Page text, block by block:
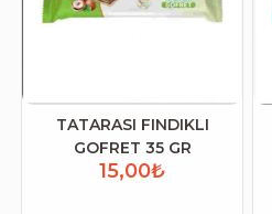
TATARASI FINDIKLI
GOFRET 35 GR
15,00₺